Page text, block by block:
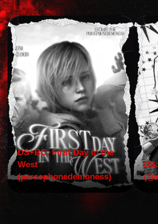
DS+BC: First Day in the
West
(persephonedemoness)